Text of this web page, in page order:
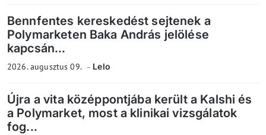
Bennfentes kereskedést sejtenek a
Polymarketen Baka András jelölése
kapcsán...
2026. augusztus 09. Lelo
Újra a vita középpontjába került a Kalshi és
a Polymarket, most a klinikai vizsgálatok
fog...